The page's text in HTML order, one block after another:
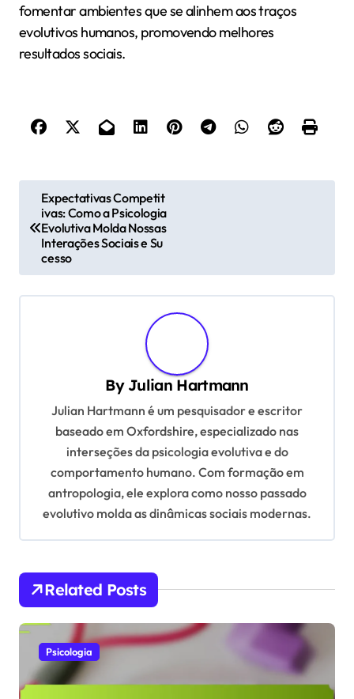
fomentar ambientes que se alinhem aos traços
evolutivos humanos, promovendo melhores
resultados sociais.
t
n
Expectativas Competit
ivas: Como a Psicologia
Evolutiva Molda Nossas
Interações Sociais e Su
cesso
By Julian Hartmann
Julian Hartmann é um pesquisador e escritor
baseado em Oxfordshire, especializado nas
interseções da psicologia evolutiva e do
comportamento humano. Com formação em
antropologia, ele explora como nosso passado
evolutivo molda as dinâmicas sociais modernas.
Related Posts
Psicologia